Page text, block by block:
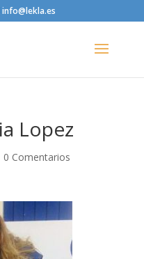
info@lekla.es
Lopez
0 Comentarios